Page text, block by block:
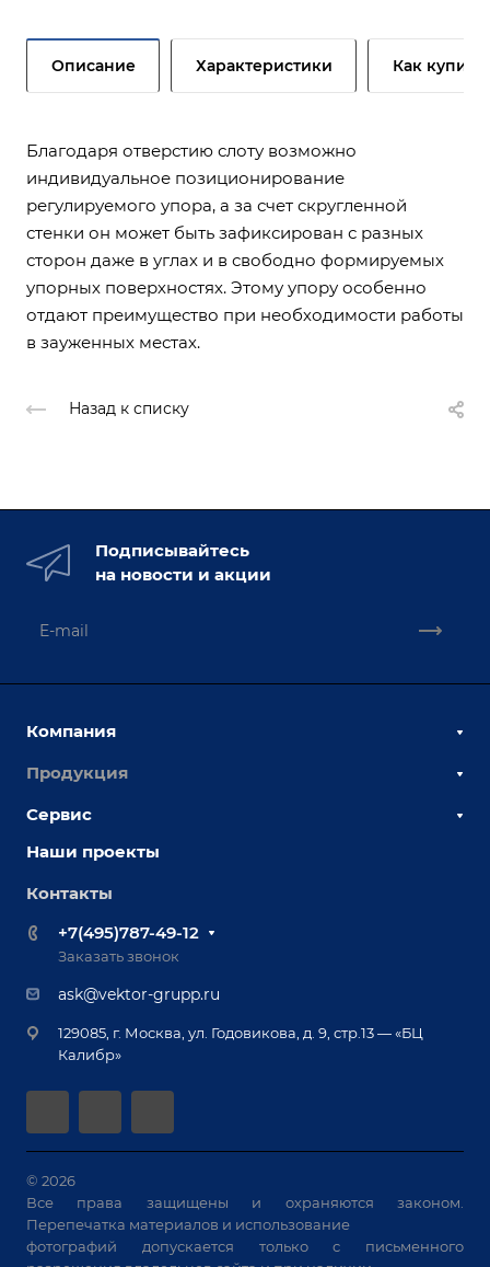
Описание Характеристики Как купить
Благодаря отверстию слоту возможно
индивидуальное позиционирование
регулируемого упора, а за счет скругленной
стенки он может быть зафиксирован с разных
сторон даже в углах и в свободно формируемых
упорных поверхностях. Этому упору особенно
отдают преимущество при необходимости работы
в зауженных местах.
Назад к списку
Подписывайтесь
на новости и акции
Компания
О компании
Выставки и мероприятия
Вопрос ответ
Реквизиты
Документы
Продукция
Сборочно-сварочные столы
Оснастка для сварочных столов
Оборудование для приварки крепежа
Приварной крепеж
Специализированные решения для сварки
Позиционеры и вращатели
Машины контактной сварки
Универсальные зажимы
Системы аспирации
Сервис
Сервисное обслуживание
Обучение
Лизинг
Гарантия
автоматизации
Наши проекты
Контакты
+7(495)787-49-12
Заказать звонок
ask@vektor-grupp.ru
129085, г. Москва, ул. Годовикова, д. 9, стр.13 — «БЦ
Калибр»
© 2026
Все права защищены и охраняются законом.
Перепечатка материалов и использование
фотографий допускается только с письменного